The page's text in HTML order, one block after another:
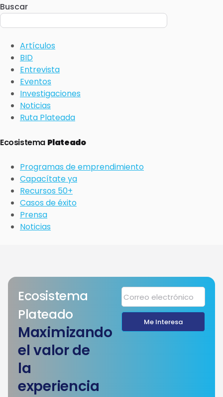
Buscar
Artículos
BID
Entrevista
Eventos
Investigaciones
Noticias
Ruta Plateada
Ecosistema Plateado
Programas de emprendimiento
Capacítate ya
Recursos 50+
Casos de éxito
Prensa
Noticias
Ecosistema
Plateado
Maximizando
el valor de
la
experiencia
Me Interesa